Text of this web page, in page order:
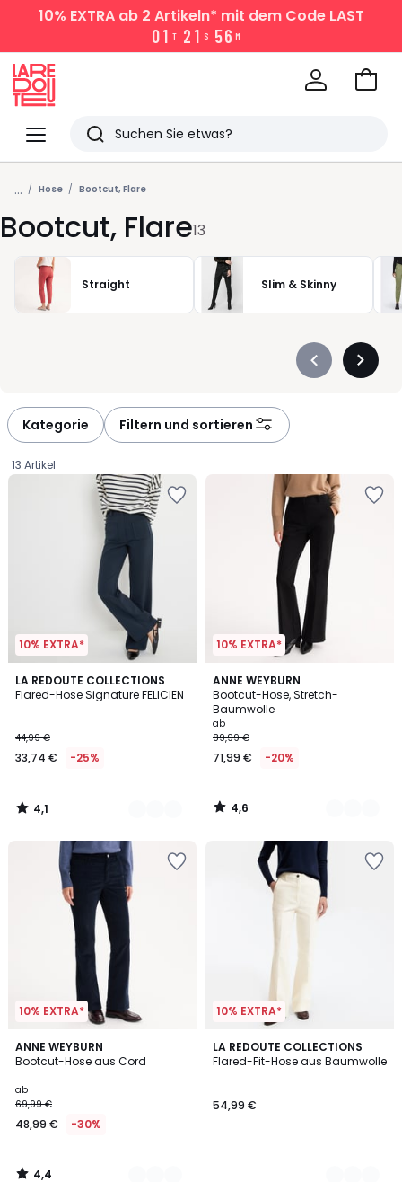
10% EXTRAab 2 Artikeln* mit dem Code LAST
01 T 2 1 S 56 M
Menü
Redoute
Suchen
Zuletzt
angesehen
Artikel
Zum
... Hose Bootcut, Flare
Bootcut, Flare13
Straight Slim & Skinny
Précédent
Kategorie Filtern und sortieren
13 Artikel
10% EXTRA*
LA REDOUTE COLLECTIONS
Flared-Hose Signature FELICIEN
€
Statt
€
25%
angewendet.
44,99 €
33,74 € -25%
4,1
/ 5
3
Farben
4,1
/
10% EXTRA*
ANNE WEYBURN
Bootcut-Hose, Stretch-
Baumwolle
ab
89,99 €
71,99 € -20%
4,6
/ 5
2
Farben
4,6
/
10% EXTRA*
ANNE WEYBURN
Bootcut-Hose aus Cord
ab
69,99 €
48,99 € -30%
4,4
/ 5
3
Farben
4,4
10% EXTRA*
LA REDOUTE COLLECTIONS
Flared-Fit-Hose aus Baumwolle
54,99 €
2
Farben